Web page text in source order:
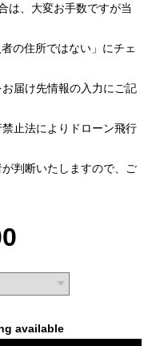
は、大変お手数ですが当
の住所ではない」にチェ
届け先情報の入力にご記
止法によりドローン飛行
判断いたしますので、ご
available